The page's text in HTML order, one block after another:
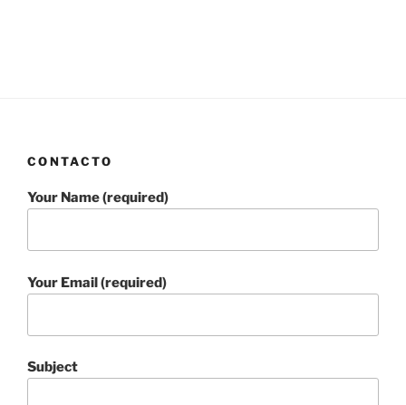
CONTACTO
Your Name (required)
Your Email (required)
Subject